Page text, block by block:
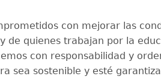
con mejorar las
de quienes trabajan por la
con responsabilidad y
sea sostenible y esté